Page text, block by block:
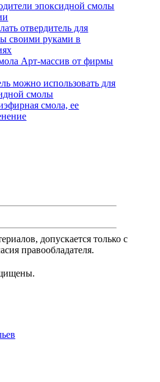
эпоксидной смолы
отвердитель для
своими руками в
Арт-массив от фирмы
можно использовать для
смолы
смола, ее
допускается только с
правообладателя.